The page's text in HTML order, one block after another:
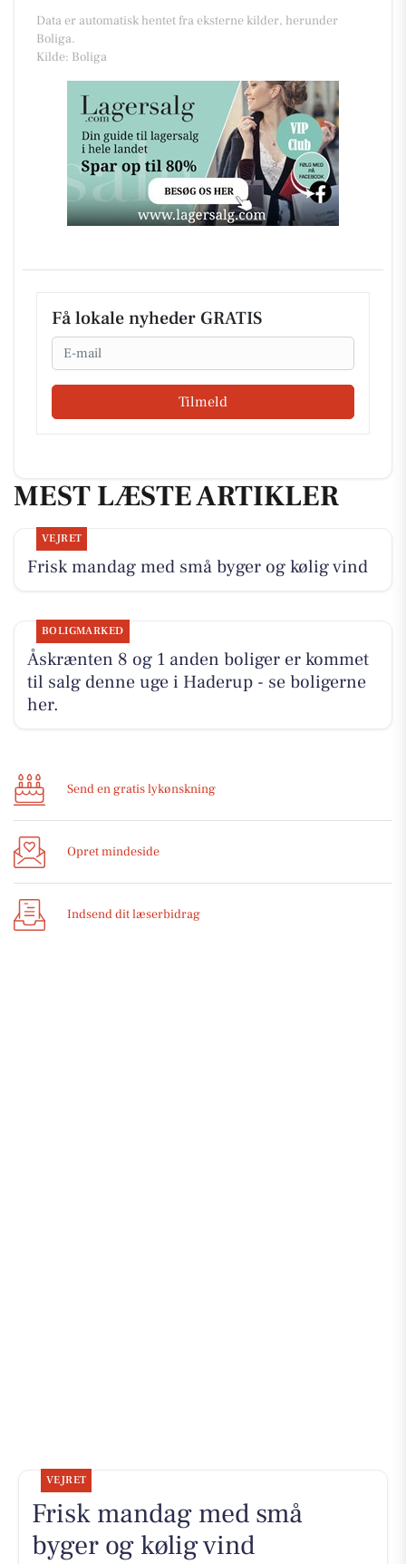
Data er automatisk hentet fra eksterne kilder, herunder
Boliga.
Kilde: Boliga
Få lokale nyheder GRATIS
Email
Tilmeld
MEST LÆSTE ARTIKLER
VEJRET
Frisk mandag med små byger og kølig vind
BOLIGMARKED
Åskrænten 8 og 1 anden boliger er kommet
til salg denne uge i Haderup - se boligerne
her.
Send en gratis lykønskning
Opret mindeside
Indsend dit læserbidrag
VEJRET
Frisk mandag med små
byger og kølig vind